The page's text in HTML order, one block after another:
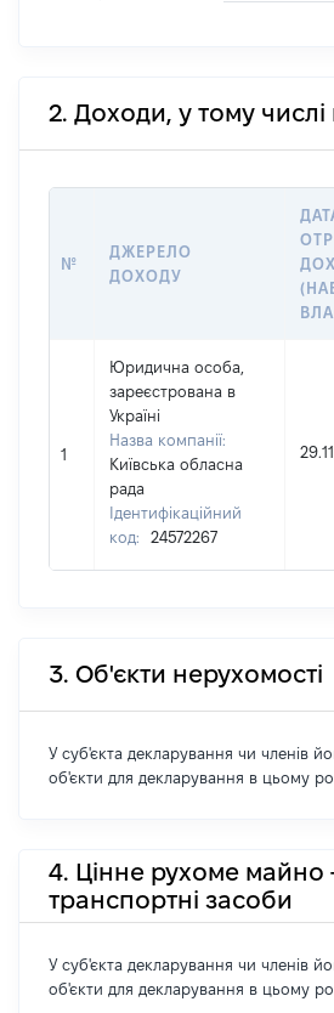
2. Доходи, у тому
№
ДЖЕРЕЛО
ДОХОДУ
1
Юридична особа,
зареєстрована в
Україні
Назва компанії:
Київська обласна
рада
Ідентифікаційний
код:
24572267
3. Об'єкти нерухомості
У суб'єкта декларування чи членів
об'єкти для декларування в цьому
4. Цінне рухоме майно
транспортні засоби
У суб'єкта декларування чи членів
об'єкти для декларування в цьому